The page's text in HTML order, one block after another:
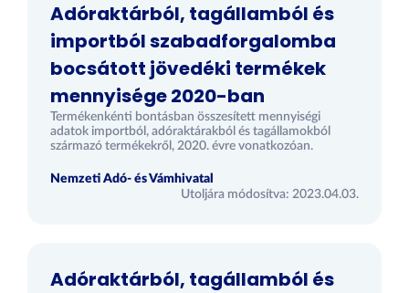
Adóraktárból, tagállamból és
importból szabadforgalomba
bocsátott jövedéki termékek
mennyisége 2020-ban
Termékenkénti bontásban összesített mennyiségi
adatok importból, adóraktárakból és tagállamokból
származó termékekről, 2020. évre vonatkozóan.
Nemzeti Adó- és Vámhivatal
Utoljára módosítva: 2023.04.03.
Adóraktárból, tagállamból és